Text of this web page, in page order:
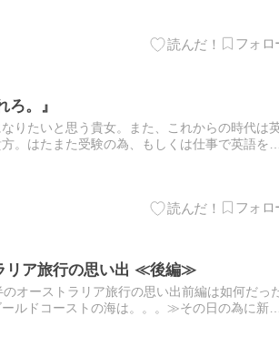
。』
りたいと思う貴女。また、これからの時代は
。はたまた受験の為、もしくは仕事で英語を頑
リア旅行の思い出 ≪後編≫
オーストラリア旅行の思い出前編は如何だっ
ルドコーストの海は。。。≫その日の為に新調